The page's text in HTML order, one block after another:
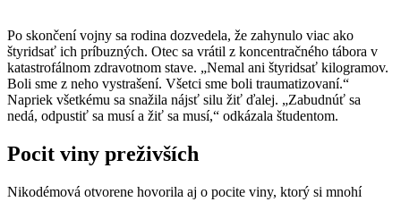
Po skončení vojny sa rodina dozvedela, že zahynulo viac ako
štyridsať ich príbuzných. Otec sa vrátil z koncentračného tábora v
katastrofálnom zdravotnom stave. „Nemal ani štyridsať kilogramov.
Boli sme z neho vystrašení. Všetci sme boli traumatizovaní.“
Napriek všetkému sa snažila nájsť silu žiť ďalej. „Zabudnúť sa
nedá, odpustiť sa musí a žiť sa musí,“ odkázala študentom.
Pocit viny preživších
Nikodémová otvorene hovorila aj o pocite viny, ktorý si mnohí